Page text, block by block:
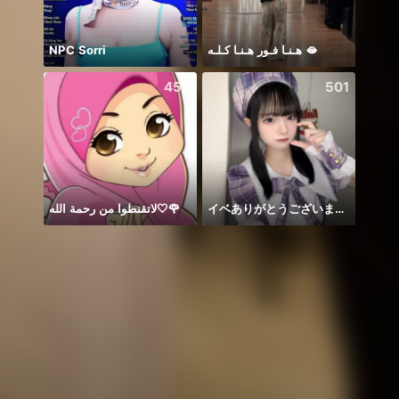
NPC Sorri هـنـا فـور هـنـا كـلـه 🫦
454
لاتقنطوا من رحمة الله🤍🌹
501
イベありがとうございました‼️‼️